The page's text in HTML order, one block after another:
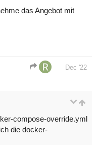
das Angebot mit
Dec '22
compose-override.yml
die docker-